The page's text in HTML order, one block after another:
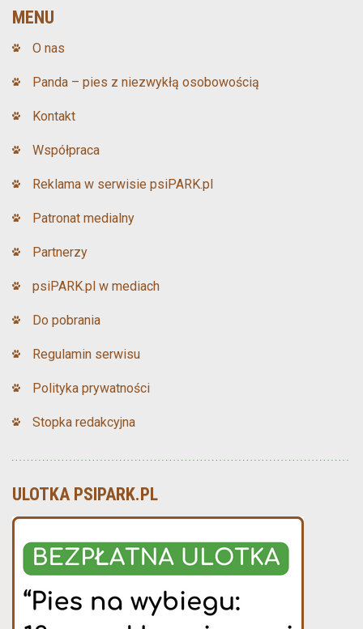
MENU
O nas
Panda – pies z niezwykłą osobowością
Kontakt
Współpraca
Reklama w serwisie psiPARK.pl
Patronat medialny
Partnerzy
psiPARK.pl w mediach
Do pobrania
Regulamin serwisu
Polityka prywatności
Stopka redakcyjna
ULOTKA PSIPARK.PL